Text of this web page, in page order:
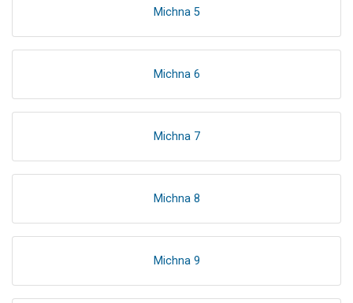
Michna 5
Michna 6
Michna 7
Michna 8
Michna 9